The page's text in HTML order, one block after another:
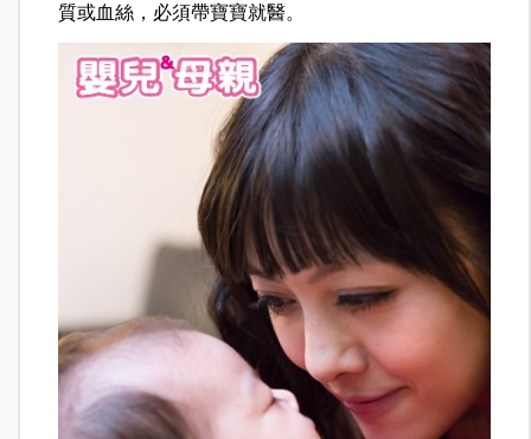
質或血絲，必須帶寶寶就醫。